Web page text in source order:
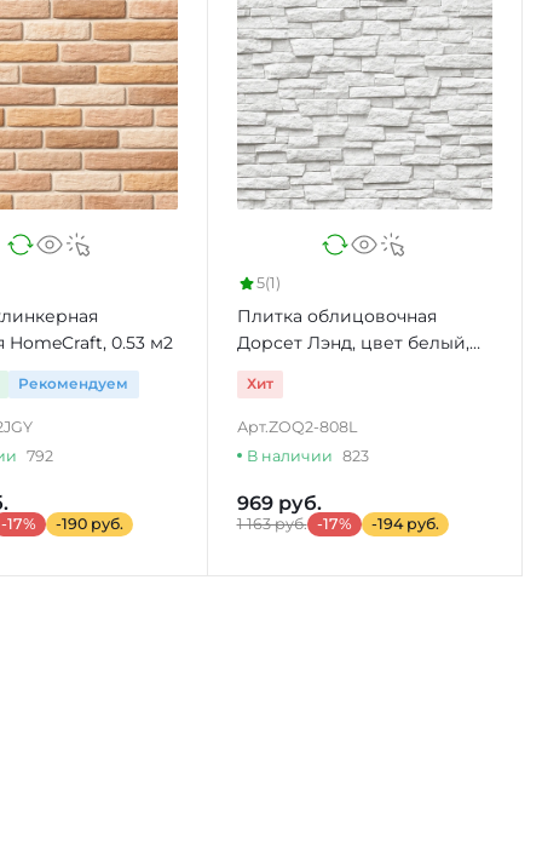
HomeCraft, 0.53 м2
Рекомендуем
792
-17% -190 руб.
5(1)
Плитка облицовочная
Дорсет Лэнд, цвет белый,
0.33 м2
Хит
Арт.ZOQ2-808L
В наличии 823
969 руб.
1 163 руб. -17% -194 руб.